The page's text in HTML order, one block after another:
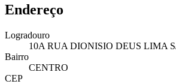
Endereço
Logradouro
10A RUA DIONISIO DEUS LIMA
Bairro
CENTRO
CEP